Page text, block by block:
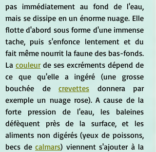
pas immédiatement au fond de l'eau,
mais se dissipe en un énorme nuage. Elle
flotte d'abord sous forme d'une immense
tache, puis s'enfonce lentement et du
fait même nourrit la faune des bas-fonds.
La couleur de ses excréments dépend de
ce que qu'elle a ingéré (une grosse
bouchée de crevettes donnera par
exemple un nuage rose). A cause de la
forte pression de l'eau, les baleines
défèquent près de la surface, et les
aliments non digérés (yeux de poissons,
becs de calmars) viennent s'ajouter à la